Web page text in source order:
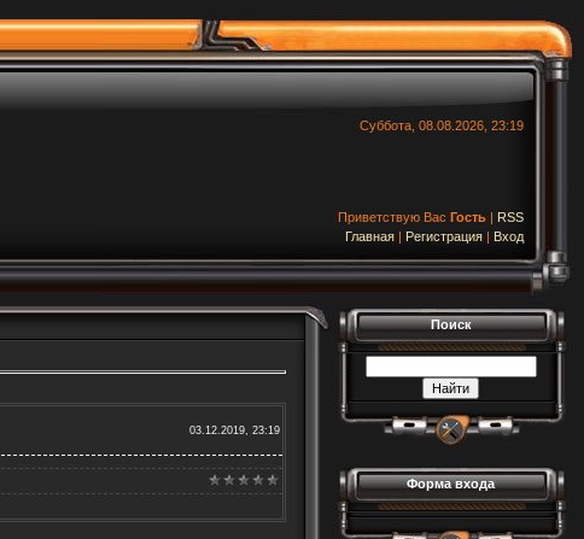
Суббота, 08.08.2026, 23:19
Приветствую Вас Гость | RSS
Главная | Регистрация | Вход
03.12.2019, 23:19
Поиск
Форма входа